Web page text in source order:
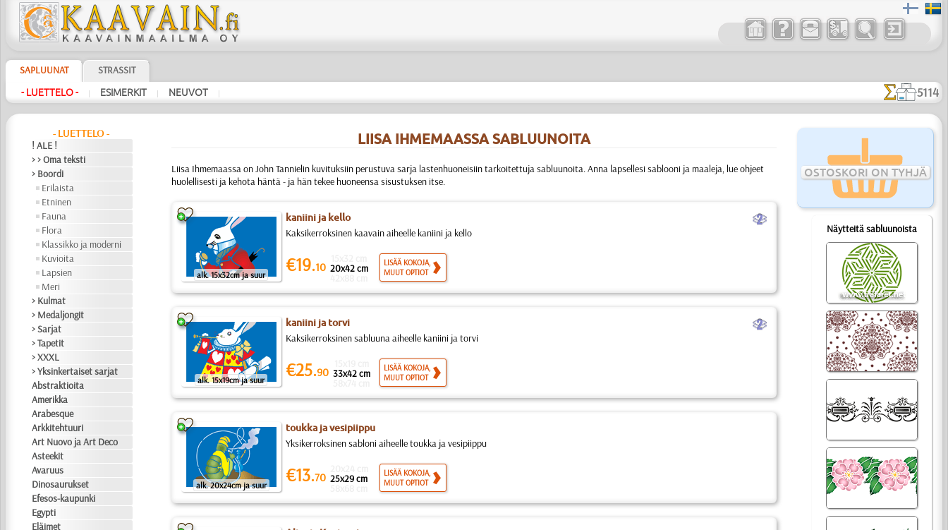
SAPLUUNAT STRASSIT
- LUETTELO - | ESIMERKIT | NEUVOT | 5114
- LUETTELO -
! ALE !
> > Oma teksti
> Boordi
Erilaista
Etninen
Fauna
Flora
Klassikko ja moderni
Kuvioita
Lapsien
Meri
> Kulmat
> Medaljongit
> Sarjat
> Tapetit
> XXXL
> Yksinkertaiset sarjat
Abstraktioita
Amerikka
Arabesque
Arkkitehtuuri
Art Nuovo ja Art Deco
Asteekit
Avaruus
Dinosaurukset
Efesos-kaupunki
Egypti
Eläimet
OSTOSKORI ON TYHJÄ
Näytteitä sabluunoista
LIISA IHMEMAASSA SABLUUNOITA
Liisa Ihmemaassa on John Tannielin kuvituksiin perustuva sarja lastenhuoneisiin tarkoitettuja sabluunoita. Anna lapsellesi sablooni ja maaleja, lue ohjeet
huolellisesti ja kehota häntä - ja hän tekee huoneensa sisustuksen itse.
alk. 15x32cm ja suur
kaniini ja kello b
Kaksikerroksinen kaavain aiheelle kaniini ja kello
€19.10 20x42 cm
LISÄÄ KOKOJA,
MUUT OPTIOT
alk. 15x19cm ja suur
kaniini ja torvi b
Kaksikerroksinen sabluuna aiheelle kaniini ja torvi
€25.90 33x42 cm
LISÄÄ KOKOJA,
MUUT OPTIOT
alk. 20x24cm ja suur
toukka ja vesipiippu
Yksikerroksinen sabloni aiheelle toukka ja vesipiippu
€13.70 25x29 cm
LISÄÄ KOKOJA,
MUUT OPTIOT